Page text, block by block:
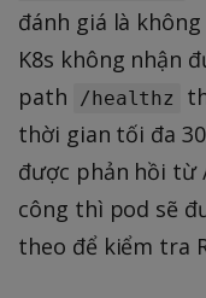
đánh giá là
K8s không nhận
path
/healthz
thời gian tối đa
được phản hồi từ
công thì pod sẽ
theo để kiểm tra